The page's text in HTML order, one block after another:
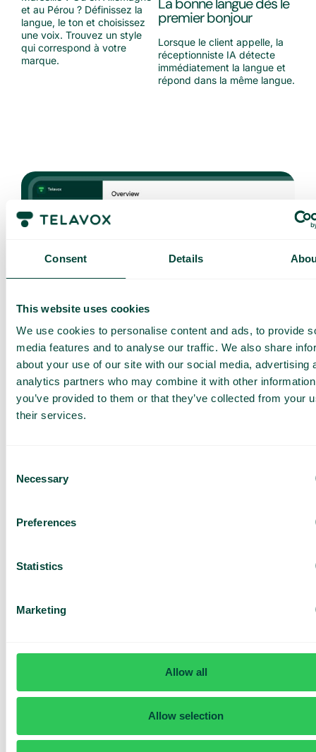
Consent Details
This website uses cookies
We use cookies to personalise content and ads, to provide
media features and to analyse our traffic. We also share
about your use of our site with our social media, advertising
analytics partners who may combine it with other
you’ve provided to them or that they’ve collected from your
their services.
Selection
Necessary
Preferences
Statistics
Marketing
Allow all
Allow selection
et au Pérou ? Définissez la
langue, le ton et choisissez
une voix. Trouvez un style
qui correspond à votre
marque.
premier bonjour
Lorsque le client appelle, la
réceptionniste IA détecte
immédiatement la langue et
répond dans la même langue.
Contrôle total des
Que s’est-il passé pendant que vous dormiez ? Consultez les appels,
Obtenez une vue d’ensemble claire dans
Suivez le nombre d’appels reçus par votre
dans un tableau de bord.
Accédez aux transcriptions des appels.